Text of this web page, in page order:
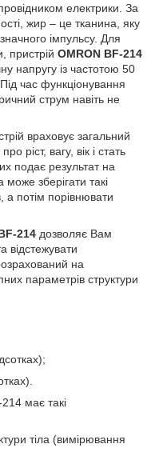
електрики. За
жир – це тканина, яку
імпульсу. Для
пристрій OMRON BF-214
напругу із частотою 50
час функціонування
струм навіть не
враховує загальний
ріст, вагу, вік і стать
подає результат на
зберігати такі
а потім порівнювати
214 дозволяє Вам
відстежувати
на
параметрів структури
має такі
тіла (вимірювання